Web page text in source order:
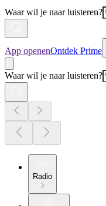
Waar wil je naar luisteren?
App openenOntdek Prime
Waar wil je naar luisteren?
Radio